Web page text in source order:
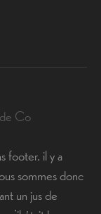
Co
footer, il y a
sommes donc
un jus de